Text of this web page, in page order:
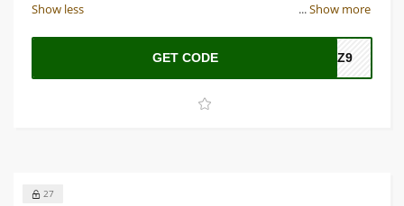
...Show more
Show less
GET CODE ZZ9
27